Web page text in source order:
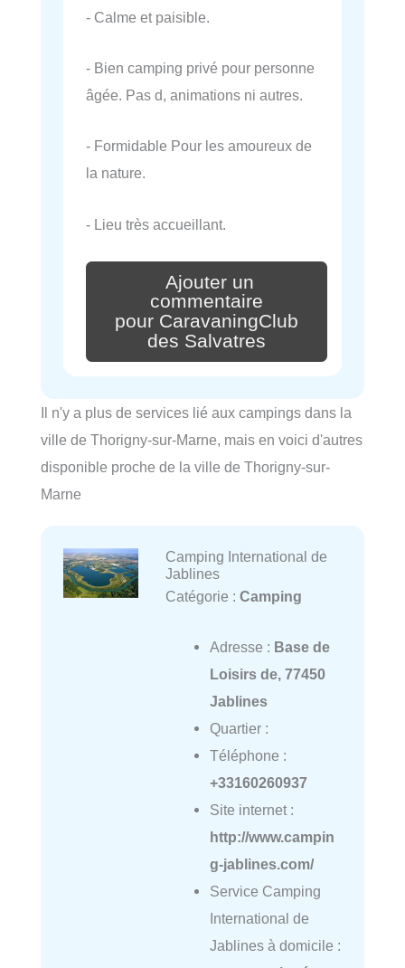
- Calme et paisible.
- Bien camping privé pour personne
âgée. Pas d, animations ni autres.
- Formidable Pour les amoureux de
la nature.
- Lieu très accueillant.
Ajouter un
commentaire
pour CaravaningClub
des Salvatres
Il n'y a plus de services lié aux campings dans la
ville de Thorigny-sur-Marne, mais en voici d'autres
disponible proche de la ville de Thorigny-sur-
Marne
Camping International de
Jablines
Catégorie : Camping
Adresse : Base de
Loisirs de, 77450
Jablines
Quartier :
Téléphone :
+33160260937
Site internet :
http://www.campin
g-jablines.com/
Service Camping
International de
Jablines à domicile :